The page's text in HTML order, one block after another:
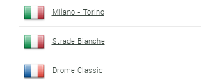
Milano - Torino
Strade Bianche
Drome Classic